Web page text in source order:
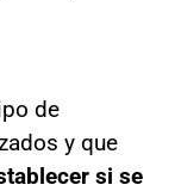
de
y que
si se